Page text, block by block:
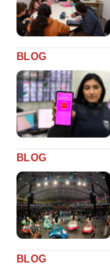
BLOG
BLOG
BLOG